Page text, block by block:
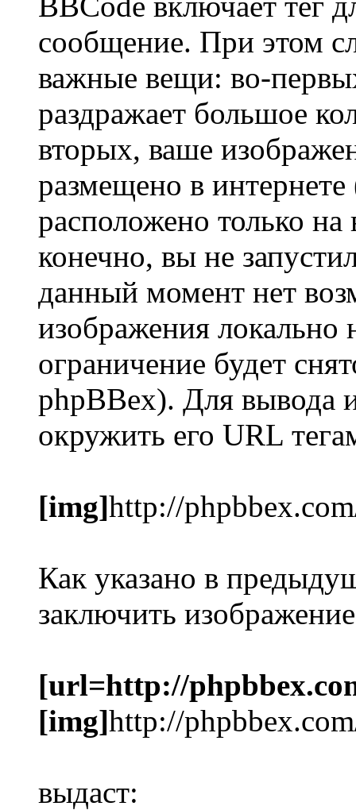
сообщение. При этом
важные вещи: во-
раздражает большое
вторых, ваше
размещено в
расположено только
конечно, вы не
данный момент нет
изображения локально
ограничение будет
phpBBex). Для вывода
окружить его URL
[img]http://
Как указано в
заключить
[url=http://
[img]http://
выдаст: